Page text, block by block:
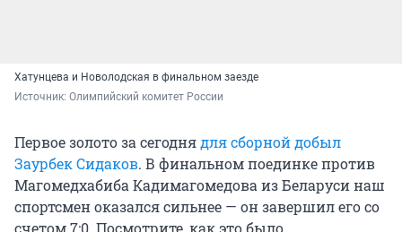
Хатунцева и Новолодская в финальном заезде
Источник: Олимпийский комитет России
Первое золото за сегоднядля сборной добыл
Заурбек Сидаков. В финальном поединке против
Магомедхабиба Кадимагомедова из Беларуси наш
спортсмен оказался сильнее — он завершил его со
счетом 7:0. Посмотрите, как это было.